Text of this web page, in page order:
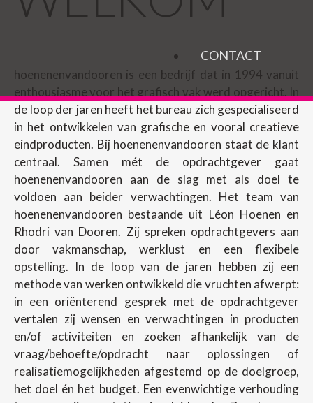
CONTACT
hoenenenvandooren is een bedrijf dat in 1994 vanuit
enthousiasme voor het grafisch vak werd opgericht. In
de loop der jaren heeft het bureau zich gespecialiseerd
in het ontwikkelen van grafische en vooral creatieve
eindproducten. Bij hoenenenvandooren staat de klant
centraal. Samen mét de opdrachtgever gaat
hoenenenvandooren aan de slag met als doel te
voldoen aan beider verwachtingen. Het team van
hoenenenvandooren bestaande uit Léon Hoenen en
Rhodri van Dooren. Zij spreken opdrachtgevers aan
door vakmanschap, werklust en een flexibele
opstelling. In de loop van de jaren hebben zij een
methode van werken ontwikkeld die vruchten afwerpt:
in een oriënterend gesprek met de opdrachtgever
vertalen zij wensen en verwachtingen in producten
en/of activiteiten en zoeken afhankelijk van de
vraag/behoefte/opdracht naar oplossingen of
realisatiemogelijkheden afgestemd op de doelgroep,
het doel én het budget. Een evenwichtige verhouding